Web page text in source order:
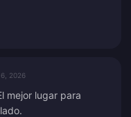
2026
mejor lugar para